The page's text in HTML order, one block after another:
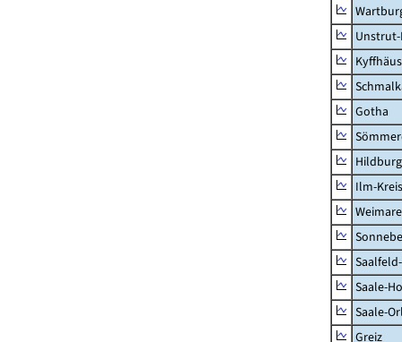
Gotha
Ilm-Kreis
Saale-
Saale-
Greiz